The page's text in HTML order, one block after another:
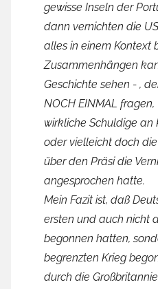
gewisse Inseln der
dann vernichten die
alles in einem Kontext
Zusammenhängen
Geschichte sehen - ,
NOCH EINMAL
wirkliche Schuldige an
oder vielleicht doch
über den Präsi die
angesprochen hatte.
Mein Fazit ist, daß
ersten und auch nicht
begonnen hatten,
begrenzten Krieg
durch die